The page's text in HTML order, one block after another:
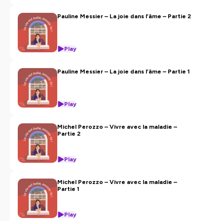
Vous pouvez également soutenir l’ARSLA en faisant un
don surhttps://don.arsla.org/
Bonne écoute !
confidentialitepour plus d'information
Hébergé par Ausha. Visitez
confidentialitepour plus d'informations.
Pauline Messier – La joie dans l’âme – Partie 2
Play
Pauline Messier – La joie dans l’âme – Partie 1
Play
Michel Perozzo – Vivre avec la maladie –
Partie 2
Play
Michel Perozzo – Vivre avec la maladie –
Partie 1
Play